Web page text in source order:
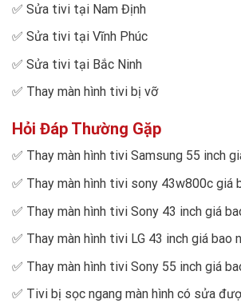
✅ Sửa tivi tại Nam Định
✅ Sửa tivi tại Vĩnh Phúc
✅ Sửa tivi tại Bắc Ninh
✅ Thay màn hình tivi bị vỡ
Hỏi Đáp Thường Gặp
✅ Thay màn hình tivi Samsung 55 inch
✅ Thay màn hình tivi sony 43w800c giá
✅ Thay màn hình tivi Sony 43 inch giá
✅ Thay màn hình tivi LG 43 inch giá bao
✅ Thay màn hình tivi Sony 55 inch giá
✅ Tivi bị sọc ngang màn hình có sửa